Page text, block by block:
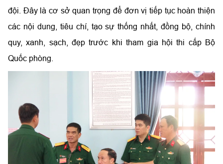
đội. Đây là cơ sở quan trọng để đơn vị tiếp tục hoàn thiện
các nội dung, tiêu chí, tạo sự thống nhất, đồng bộ, chính
quy, xanh, sạch, đẹp trước khi tham gia hội thi cấp Bộ
Quốc phòng.